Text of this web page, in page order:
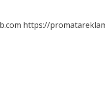
https://